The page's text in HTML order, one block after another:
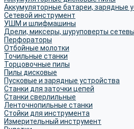
Аккумуляторные батареи, зарядные
Сетевой инструмент
УШМ и шлифмашины
Дрели, миксеры, шуруповерты
Перфораторы
Отбойные молотки
Точильные станки
Торцовочные пилы
Пилы дисковые
Пусковые и зарядные устройства
Станки для заточки цепей
Станки сверлильные
Ленточнопильные станки
Стойки для инструмента
Измерительный инструмент